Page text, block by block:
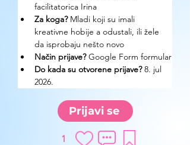
facilitatorica Irina
Za koga? Mladi koji su imali
kreativne hobije a odustali, ili žele
da isprobaju nešto novo
Način prijave? Google Form formular
Do kada su otvorene prijave? 8. jul
2026.
Prijavi se
1